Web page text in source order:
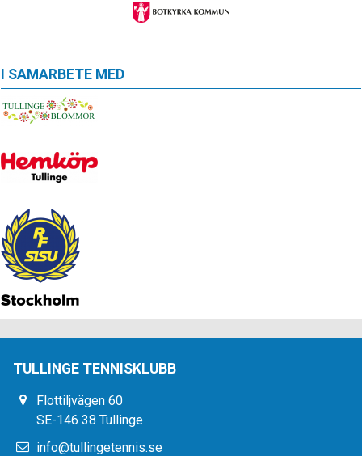
I SAMARBETE MED
TULLINGE TENNISKLUBB
Flottiljvägen 60
SE-146 38 Tullinge
info@tullingetennis.se